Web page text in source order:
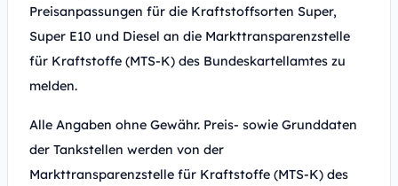
Preisanpassungen für die Kraftstoffsorten Super,
Super E10 und Diesel an die Markttransparenzstelle
für Kraftstoffe (MTS-K) des Bundeskartellamtes zu
melden.
Alle Angaben ohne Gewähr. Preis- sowie Grunddaten
der Tankstellen werden von der
Markttransparenzstelle für Kraftstoffe (MTS-K) des